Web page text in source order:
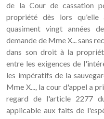
de la Cour de cassation
propriété dès lors
quasiment vingt années
demande de Mme X... sans
dans son droit à la
entre les exigences de
les impératifs de la
Mme X..., la cour d'appel a
regard de l'article 2277
applicable aux faits de